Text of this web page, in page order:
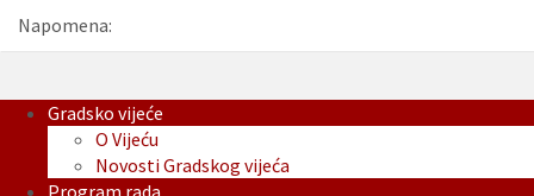
Napomena:
Gradsko vijeće
O Vijeću
Novosti Gradskog vijeća